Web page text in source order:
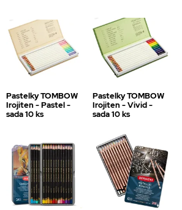
Pastelky TOMBOW
Irojiten - Pastel -
sada 10 ks
Pastelky TOMBOW
Irojiten - Vivid -
sada 10 ks